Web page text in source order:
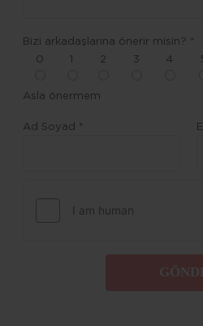
Bizi arkadaşlarına önerir misin? *
0
2 3 4
Asla önermem
Ad Soyad *